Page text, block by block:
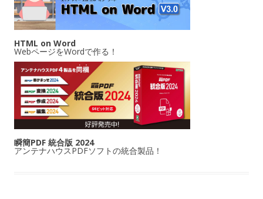
HTML on Word
WebページをWordで作る！
瞬簡PDF 統合版 2024
アンテナハウスPDFソフトの統合製品！